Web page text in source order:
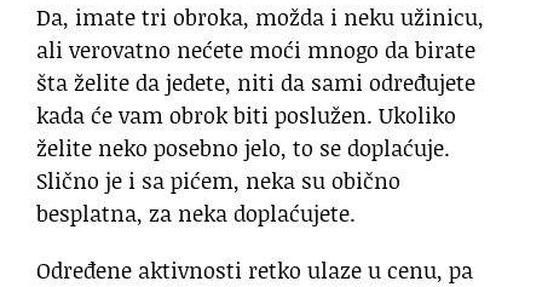
Da, imate tri obroka, možda i neku užinicu,
ali verovatno nećete moći mnogo da birate
šta želite da jedete, niti da sami određujete
kada će vam obrok biti poslužen. Ukoliko
želite neko posebno jelo, to se doplaćuje.
Slično je i sa pićem, neka su obično
besplatna, za neka doplaćujete.
Određene aktivnosti retko ulaze u cenu, pa